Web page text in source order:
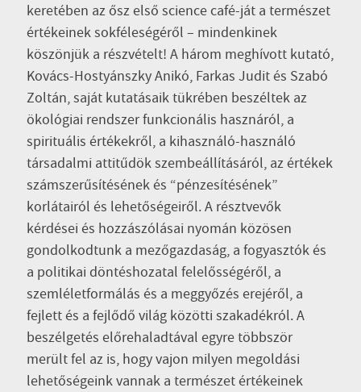
keretében az ősz első science café-ját a természet
értékeinek sokféleségéről – mindenkinek
köszönjük a részvételt! A három meghívott kutató,
Kovács-Hostyánszky Anikó, Farkas Judit és Szabó
Zoltán, saját kutatásaik tükrében beszéltek az
ökológiai rendszer funkcionális hasznáról, a
spirituális értékekről, a kihasználó-használó
társadalmi attitűdök szembeállításáról, az értékek
számszerűsítésének és “pénzesítésének”
korlátairól és lehetőségeiről. A résztvevők
kérdései és hozzászólásai nyomán közösen
gondolkodtunk a mezőgazdaság, a fogyasztók és
a politikai döntéshozatal felelősségéről, a
szemléletformálás és a meggyőzés erejéről, a
fejlett és a fejlődő világ közötti szakadékról. A
beszélgetés előrehaladtával egyre többször
merült fel az is, hogy vajon milyen megoldási
lehetőségeink vannak a természet értékeinek